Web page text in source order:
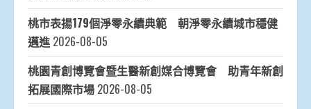
桃市表揚179個淨零永續典範 朝淨零永續城市穩健
邁進 2026-08-05
桃園青創博覽會暨生醫新創媒合博覽會 助青年新創
拓展國際市場 2026-08-05